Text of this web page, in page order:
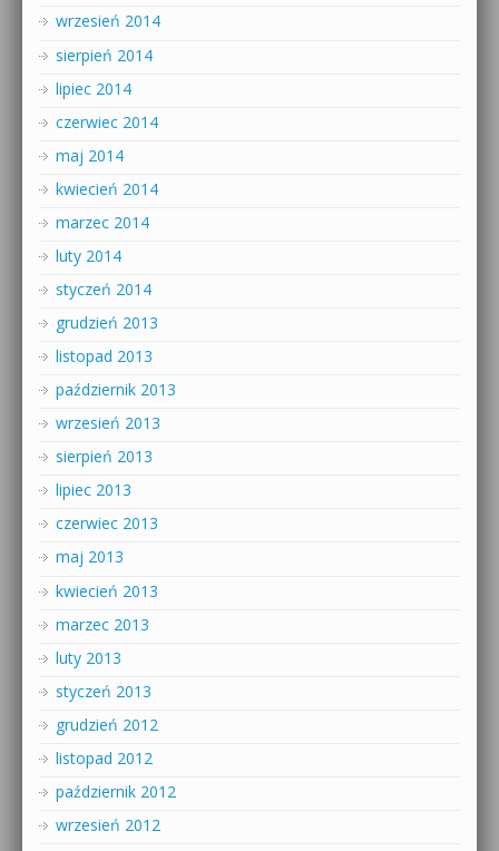
wrzesień 2014
sierpień 2014
lipiec 2014
czerwiec 2014
maj 2014
kwiecień 2014
marzec 2014
luty 2014
styczeń 2014
grudzień 2013
listopad 2013
październik 2013
wrzesień 2013
sierpień 2013
lipiec 2013
czerwiec 2013
maj 2013
kwiecień 2013
marzec 2013
luty 2013
styczeń 2013
grudzień 2012
listopad 2012
październik 2012
wrzesień 2012